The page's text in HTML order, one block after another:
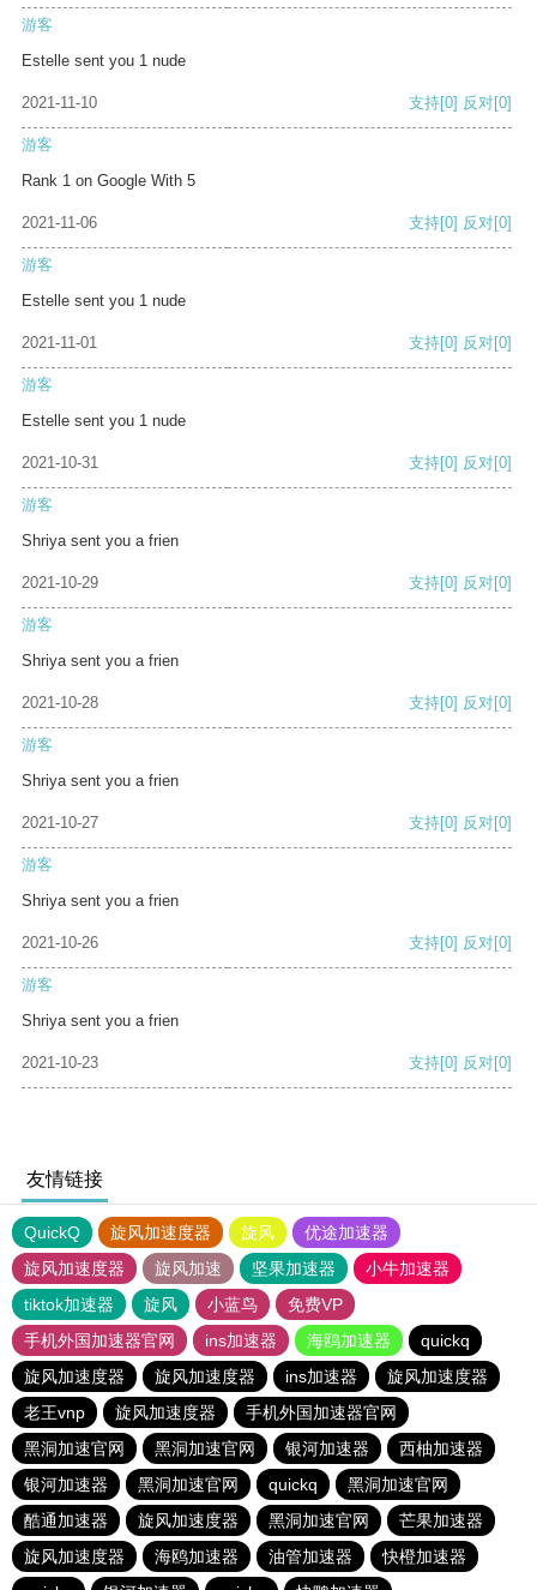
游客
Estelle sent you 1 nude
2021-11-10 支持[0] 反对[0]
游客
Rank 1 on Google With 5
2021-11-06 支持[0] 反对[0]
游客
Estelle sent you 1 nude
2021-11-01 支持[0] 反对[0]
游客
Estelle sent you 1 nude
2021-10-31 支持[0] 反对[0]
游客
Shriya sent you a frien
2021-10-29 支持[0] 反对[0]
游客
Shriya sent you a frien
2021-10-28 支持[0] 反对[0]
游客
Shriya sent you a frien
2021-10-27 支持[0] 反对[0]
游客
Shriya sent you a frien
2021-10-26 支持[0] 反对[0]
游客
Shriya sent you a frien
2021-10-23 支持[0] 反对[0]
友情链接
QuickQ 旋风加速度器 旋风
优途加速器
旋风加速度器
旋风加速 坚果加速器
小牛加速器
tiktok加速器
旋风 小蓝鸟
免费VP
手机外国加速器官网
ins加速器 海鸥加速器
quickq
旋风加速度器
旋风加速度器 ins加速器
旋风加速度器
老王vnp
旋风加速度器
手机外国加速器官网
黑洞加速官网
黑洞加速官网 银河加速器
西柚加速器
银河加速器
黑洞加速官网 quickq
黑洞加速官网
酷通加速器
旋风加速度器 黑洞加速官网
芒果加速器
旋风加速度器
海鸥加速器 油管加速器
快橙加速器